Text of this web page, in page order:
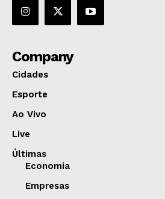
Company
Cidades
Esporte
Ao Vivo
Live
Últimas
Economia
Empresas